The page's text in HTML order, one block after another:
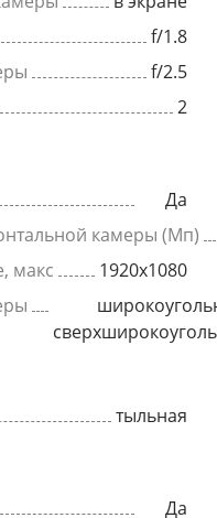
f/1.8
f/2.5
2
Да
камеры (Мп)
макс
1920x1080
тыльная
Да